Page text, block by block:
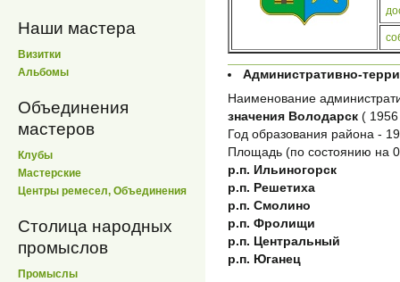
Наши мастера
Визитки
Альбомы
Объединения
мастеров
Клубы
Мастерские
Центры ремесел, Объединения
Столица народных
промыслов
Промыслы
Административно-
Наименование
значения Володарск ( 1956
Год образования района -
Площадь (по состоянию на
р.п. Ильиногорск
р.п. Решетиха
р.п. Смолино
р.п. Фролищи
р.п. Центральный
р.п. Юганец